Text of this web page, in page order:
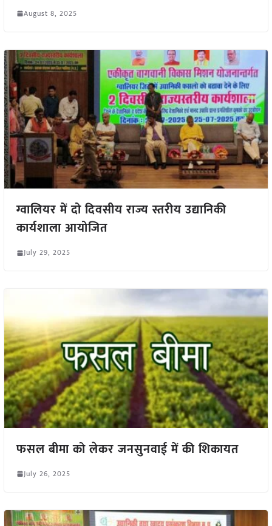
August 8, 2025
ग्वालियर में दो दिवसीय राज्य स्तरीय उद्यानिकी
कार्यशाला आयोजित
July 29, 2025
फसल बीमा को लेकर जनसुनवाई में की शिकायत
July 26, 2025